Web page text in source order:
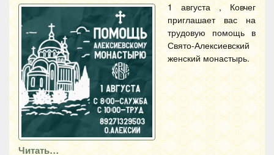
1 августа , Ковчег
приглашает вас на
трудовую помощь в
Свято-Алексиевский
женский монастырь.
Читать…